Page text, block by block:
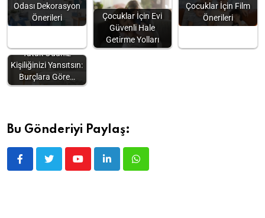
Odası Dekorasyon
Önerileri
Çocuklar İçin Evi
Güvenli Hale
Getirme Yolları
Çocuklar İçin Film
Önerileri
Yatak Odanız
Kişiliğinizi Yansıtsın:
Burçlara Göre…
Bu Gönderiyi Paylaş: